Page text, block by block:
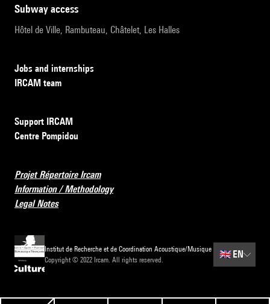
subway access
Hôtel de Ville, Rambuteau, Châtelet, Les Halles
Jobs and internships
IRCAM team
Support IRCAM
Centre Pompidou
Projet Répertoire Ircam
Information / Methodology
Legal Notes
Institut de Recherche et de Coordination Acoustique/Musique
Copyright © 2022 Ircam. All rights reserved.
🇬🇧 EN